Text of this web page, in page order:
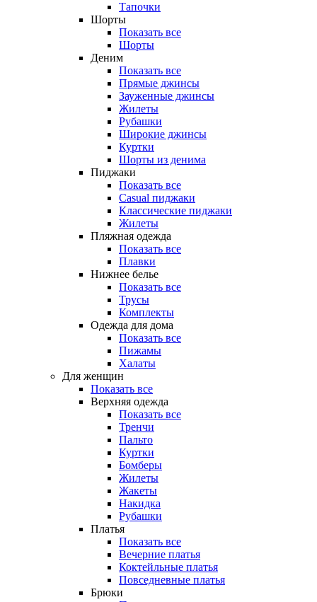
Тапочки
Шорты
Показать все
Шорты
Деним
Показать все
Прямые джинсы
Зауженные джинсы
Жилеты
Рубашки
Широкие джинсы
Куртки
Шорты из денима
Пиджаки
Показать все
Casual пиджаки
Классические пиджаки
Жилеты
Пляжная одежда
Показать все
Плавки
Нижнее белье
Показать все
Трусы
Комплекты
Одежда для дома
Показать все
Пижамы
Халаты
Для женщин
Показать все
Верхняя одежда
Показать все
Тренчи
Пальто
Куртки
Бомберы
Жилеты
Жакеты
Накидка
Рубашки
Платья
Показать все
Вечерние платья
Коктейльные платья
Повседневные платья
Брюки